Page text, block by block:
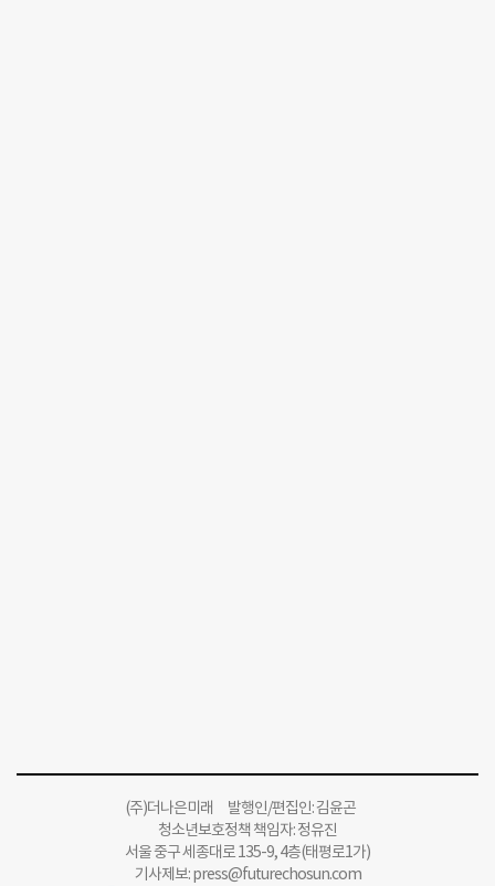
(주)더나은미래 발행인/편집인: 김윤곤
청소년보호정책 책임자: 정유진
서울 중구 세종대로 135-9, 4층(태평로1가)
기사제보:press@futurechosun.com